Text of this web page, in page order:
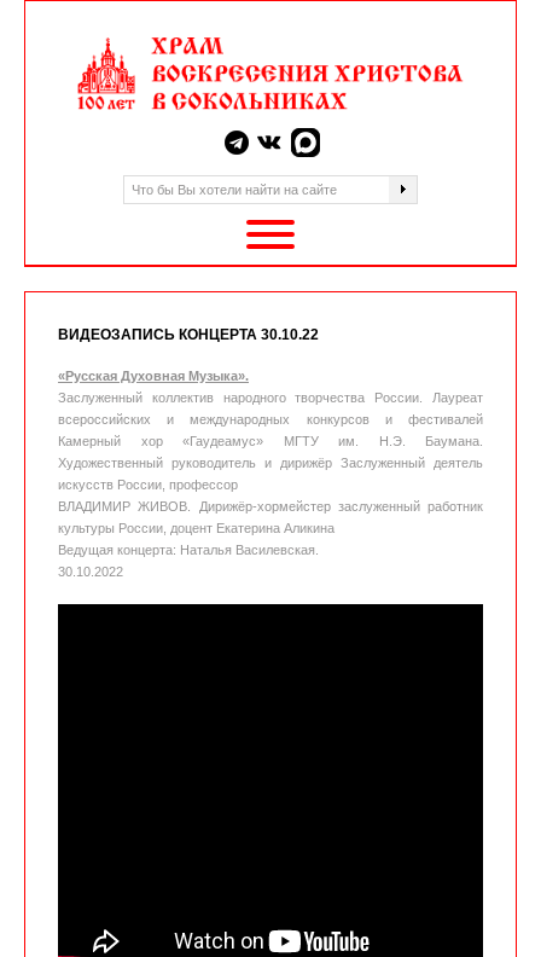
ВИДЕОЗАПИСЬ КОНЦЕРТА 30.10.22
«Русская Духовная Музыка».
Заслуженный коллектив народного творчества России. Лауреат
всероссийских и международных конкурсов и фестивалей
Камерный хор «Гаудеамус» МГТУ им. Н.Э. Баумана.
Художественный руководитель и дирижёр Заслуженный деятель
искусств России, профессор
ВЛАДИМИР ЖИВОВ. Дирижёр-хормейстер заслуженный работник
культуры России, доцент Екатерина Аликина
Ведущая концерта: Наталья Василевская.
30.10.2022